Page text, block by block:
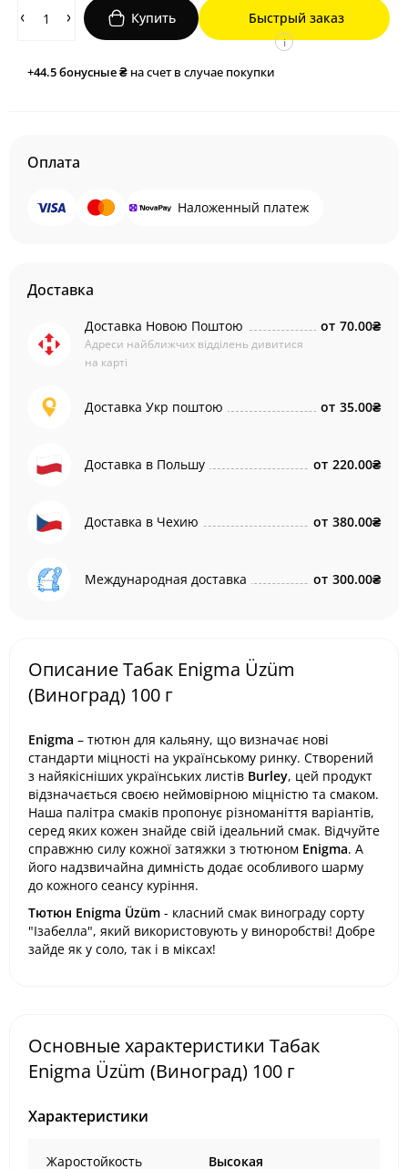
Купить Быстрый заказ
+44.5бонусные ₴ на счет в случае покупки
i
Оплата
Наложенный платеж
Доставка
Доставка Новою Поштою
Адреси найближчих відділень дивитися
на карті
от 70.00₴
Доставка Укр поштою от 35.00₴
Доставка в Польшу от 220.00₴
Доставка в Чехию от 380.00₴
Международная доставка от 300.00₴
Описание Табак Enigma Üzüm
(Виноград) 100 г
Enigma – тютюн для кальяну, що визначає нові
стандарти міцності на українському ринку. Створений
з найякісніших українських листів Burley, цей продукт
відзначається своєю неймовірною міцністю та смаком.
Наша палітра смаків пропонує різноманіття варіантів,
серед яких кожен знайде свій ідеальний смак. Відчуйте
справжню силу кожної затяжки з тютюном Enigma. А
його надзвичайна димність додає особливого шарму
до кожного сеансу куріння.
Тютюн Enigma Üzüm - класний смак винограду сорту
"Ізабелла", який використовують у виноробстві! Добре
зайде як у соло, так і в міксах!
Основные характеристики Табак
Enigma Üzüm (Виноград) 100 г
Характеристики
Жаростойкость Высокая